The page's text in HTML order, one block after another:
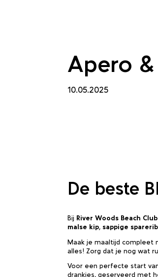
Apero
10.05.2025
De beste
Bij River Woods Beach Club
malse kip, sappige
Maak je maaltijd compleet
alles! Zorg dat je nog wat
Voor een perfecte start
drankjes, geserveerd met